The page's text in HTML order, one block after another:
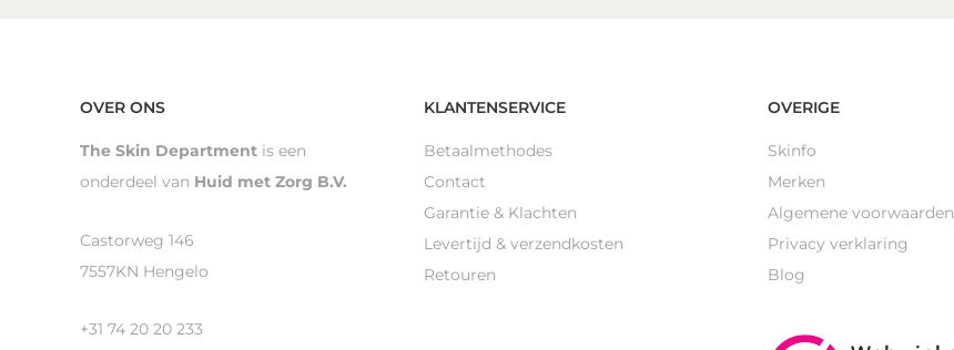
OVER ONS
The Skin Department is een
onderdeel van Huid met Zorg B.V.
Castorweg 146
7557KN Hengelo
+31 74 20 20 233
KLANTENSERVICE
Betaalmethodes
Contact
Garantie & Klachten
Levertijd & verzendkosten
Retouren
OVERIGE
Skinfo
Merken
Algemene voorwaarden
Privacy verklaring
Blog